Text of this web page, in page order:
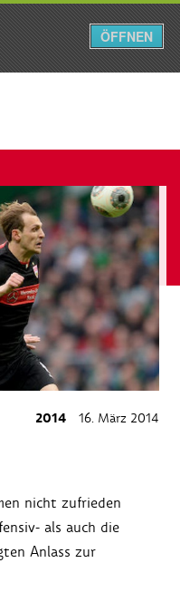
Menü
2014 16. März 2014
nicht zufrieden
als auch die
Anlass zur
ÖFFNEN